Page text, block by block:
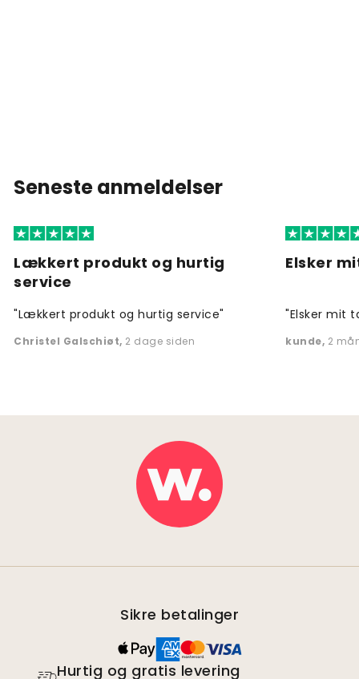
Seneste anmeldelser
Lækkert produkt og hurtig
service
"Lækkert produkt og hurtig service"
Christel Galschiøt, 2 dage siden
Elsker
"Elsker mit
kunde, 2
Sikre betalinger
Hurtig og gratis levering